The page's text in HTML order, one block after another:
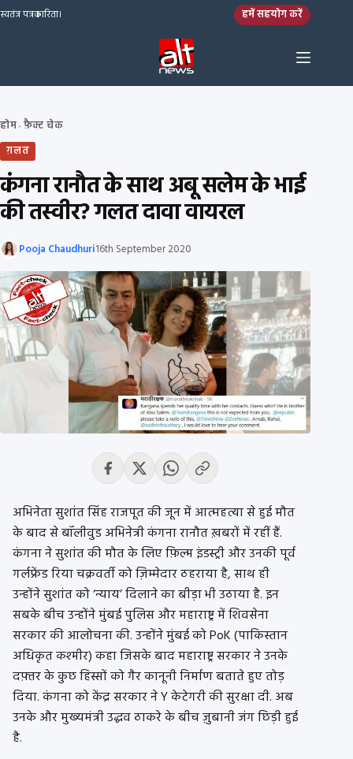
Skip to content
स्वतंत्र पत्रकारिता। हमें सहयोग करें
होम› फ़ैक्ट चेक
ग़लत
कंगना रानौत के साथ अबू सलेम के भाई
की तस्वीर? गलत दावा वायरल
Pooja Chaudhuri16th September 2020
अभिनेता सुशांत सिंह राजपूत की जून में आत्महत्या से हुई मौत
के बाद से बॉलीवुड अभिनेत्री कंगना रानौत ख़बरों में रहीं हैं.
कंगना ने सुशांत की मौत के लिए फ़िल्म इंडस्ट्री और उनकी पूर्व
गर्लफ्रेंड रिया चक्रवर्ती को ज़िम्मेदार ठहराया है, साथ ही
उन्होंने सुशांत को ‘न्याय’ दिलाने का बीड़ा भी उठाया है. इन
सबके बीच उन्होंने मुंबई पुलिस और महाराष्ट्र में शिवसेना
सरकार की आलोचना की. उन्होंने मुंबई को PoK (पाकिस्तान
अधिकृत कश्मीर) कहा जिसके बाद महाराष्ट्र सरकार ने उनके
दफ़्तर के कुछ हिस्सों को गैर कानूनी निर्माण बताते हुए तोड़
दिया. कंगना को केंद्र सरकार ने Y केटेगरी की सुरक्षा दी. अब
उनके और मुख्यमंत्री उद्धव ठाकरे के बीच ज़ुबानी जंग छिड़ी हुई
है.